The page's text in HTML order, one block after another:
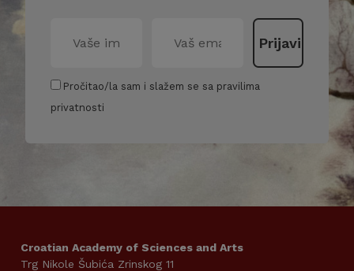
Pročitao/la sam i slažem se sa pravilima
privatnosti
Croatian Academy of Sciences and Arts
Trg Nikole Šubića Zrinskog 11